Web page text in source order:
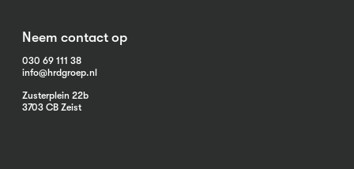
Neem contact op
030 69 111 38
info@hrdgroep.nl
Zusterplein 22b
3703 CB Zeist